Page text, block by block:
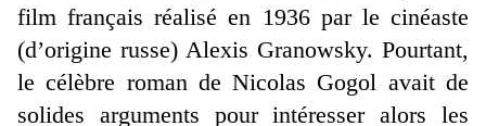
film français réalisé en 1936 par le cinéaste
(d’origine russe) Alexis Granowsky. Pourtant,
le célèbre roman de Nicolas Gogol avait de
solides arguments pour intéresser alors les